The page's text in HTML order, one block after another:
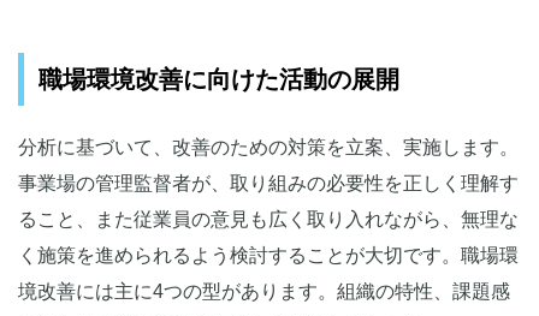
職場環境改善に向けた活動の展開
分析に基づいて、改善のための対策を立案、実施します。
事業場の管理監督者が、取り組みの必要性を正しく理解す
ること、また従業員の意見も広く取り入れながら、無理な
く施策を進められるよう検討することが大切です。職場環
境改善には主に4つの型があります。組織の特性、課題感